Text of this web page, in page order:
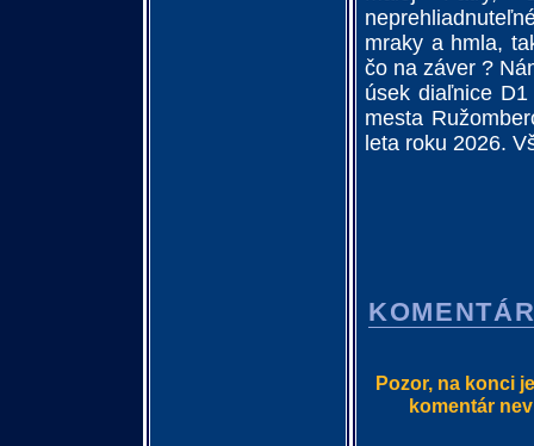
mraky a hmla,
čo na záver ?
úsek diaľnice
mesta
leta roku 2026.
Pozor, na konci
komentár